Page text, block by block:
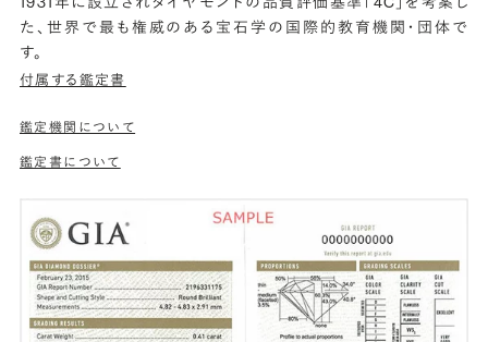
た、世界で最も権威のある宝石学の国際的教育機関・団体で
す。
付属する鑑定書
鑑定機関について
鑑定書について